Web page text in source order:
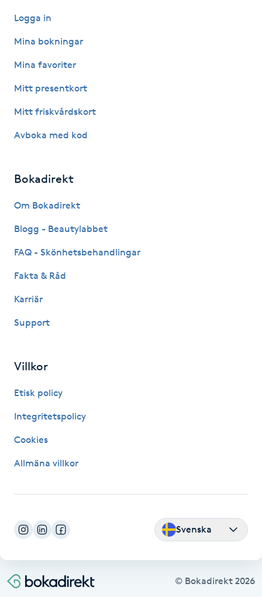
HIFU
Hollywood Peel
Hot yoga
Huduppstramning
Hudvård
Hyperhidros
Hårbottenbehandling
Hårvård
IPL
Logga in
Mina bokningar
Mina favoriter
Mitt presentkort
Mitt friskvårdskort
Avboka med kod
Bokadirekt
Om Bokadirekt
Blogg - Beautylabbet
FAQ - Skönhetsbehandlingar
Fakta & Råd
Karriär
Support
Villkor
Etisk policy
Integritetspolicy
Cookies
Allmäna villkor
Svenska
© Bokadirekt 2026